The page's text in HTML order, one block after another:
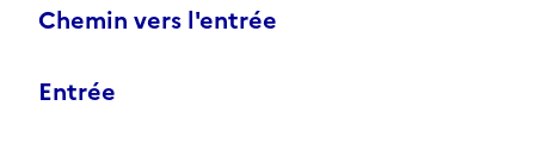
Chemin vers l'entrée
Entrée